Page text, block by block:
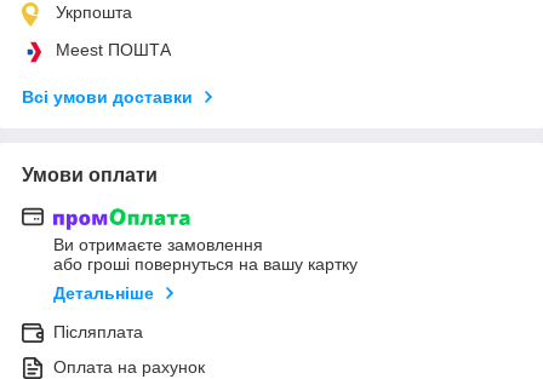
Укрпошта
Meest ПОШТА
Всі умови доставки
Умови оплати
Ви отримаєте замовлення
або гроші повернуться на вашу картку
Детальніше
Післяплата
Оплата на рахунок